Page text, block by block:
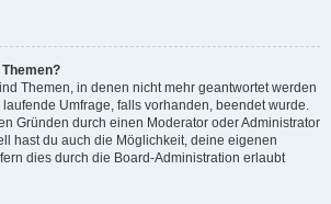
Themen, in denen nicht mehr geantwortet werden
Umfrage, falls vorhanden, beendet wurde.
Gründen durch einen Moderator oder Administrator
hast du auch die Möglichkeit, deine eigenen
dies durch die Board-Administration erlaubt